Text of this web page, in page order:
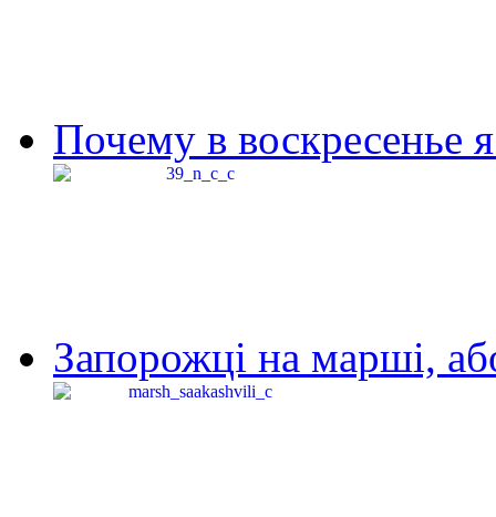
Почему в воскресенье
Запорожці на марші,